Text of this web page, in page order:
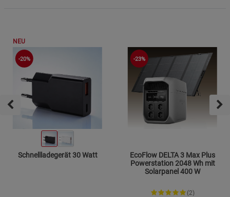
NEU
-20%
Schnellladegerät 30 Watt
-23%
EcoFlow DELTA 3 Max Plus
Powerstation 2048 Wh mit
Solarpanel 400 W
(2)